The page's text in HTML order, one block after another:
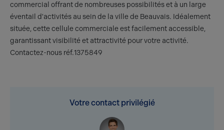
commercial offrant de nombreuses possibilités et à un large
éventail d'activités au sein de la ville de Beauvais. Idéalement
située, cette cellule commerciale est facilement accessible,
garantissant visibilité et attractivité pour votre activité.
Contactez-nous réf.1375849
Votre contact privilégié